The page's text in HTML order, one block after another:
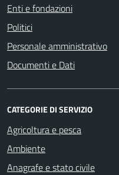
Enti e fondazioni
Politici
Personale amministrativo
Documenti e Dati
CATEGORIE DI SERVIZIO
Agricoltura e pesca
Ambiente
Anagrafe e stato civile